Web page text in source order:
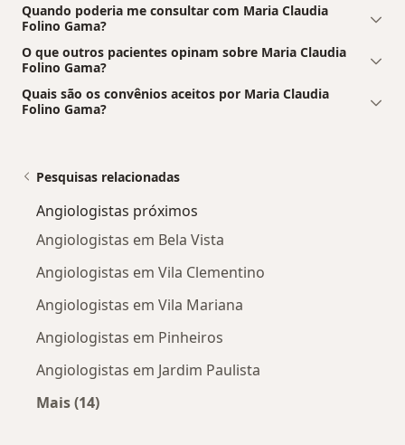
Quando poderia me consultar com Maria Claudia
Folino Gama?
O que outros pacientes opinam sobre Maria Claudia
Folino Gama?
Quais são os convênios aceitos por Maria Claudia
Folino Gama?
Pesquisas relacionadas
Angiologistas próximos
Angiologistas em Bela Vista
Angiologistas em Vila Clementino
Angiologistas em Vila Mariana
Angiologistas em Pinheiros
Angiologistas em Jardim Paulista
Mais (14)